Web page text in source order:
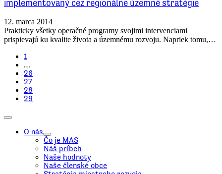
implementovaný cez regionálne územné stratégie
12. marca 2014
Prakticky všetky operačné programy svojimi intervenciami
prispievajú ku kvalite života a územnému rozvoju. Napriek tomu,…
1
…
26
27
28
29
O nás
Čo je MAS
Náš príbeh
Naše hodnoty
Naše členské obce